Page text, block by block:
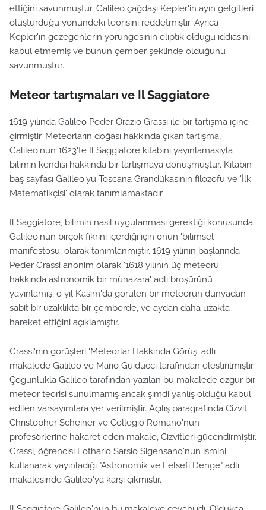
ettiğini savunmuştur. Galileo çağdaşı Kepler'in ayın gelgitleri
oluşturduğu yönündeki teorisini reddetmiştir. Ayrıca
Kepler'in gezegenlerin yörüngesinin eliptik olduğu iddiasını
kabul etmemiş ve bunun çember şeklinde olduğunu
savunmuştur.
Meteor tartışmaları ve Il Saggiatore
1619 yılında Galileo Peder Orazio Grassi ile bir tartışma içine
girmiştir. Meteorların doğası hakkında çıkan tartışma,
Galileo'nun 1623'te Il Saggiatore kitabını yayınlamasıyla
bilimin kendisi hakkında bir tartışmaya dönüşmüştür. Kitabın
baş sayfası Galileo'yu Toscana Grandükasının filozofu ve 'İlk
Matematikçisi' olarak tanımlamaktadır.
Il Saggiatore, bilimin nasıl uygulanması gerektiği konusunda
Galileo'nun birçok fikrini içerdiği için onun 'bilimsel
manifestosu' olarak tanımlanmıştır. 1619 yılının başlarında
Peder Grassi anonim olarak '1618 yılının üç meteoru
hakkında astronomik bir münazara' adlı broşürünü
yayınlamış, o yıl Kasım'da görülen bir meteorun dünyadan
sabit bir uzaklıkta bir çemberde, ve aydan daha uzakta
hareket ettiğini açıklamıştır.
Grassi'nin görüşleri 'Meteorlar Hakkında Görüş' adlı
makalede Galileo ve Mario Guiducci tarafından eleştirilmiştir.
Çoğunlukla Galileo tarafından yazılan bu makalede özgür bir
meteor teorisi sunulmamış ancak şimdi yanlış olduğu kabul
edilen varsayımlara yer verilmiştir. Açılış paragrafında Cizvit
Christopher Scheiner ve Collegio Romano'nun
profesörlerine hakaret eden makale, Cizvitleri gücendirmiştir.
Grassi, öğrencisi Lothario Sarsio Sigensano'nun ismini
kullanarak yayınladığı "Astronomik ve Felsefi Denge" adlı
makalesinde Galileo'ya karşı çıkmıştır.